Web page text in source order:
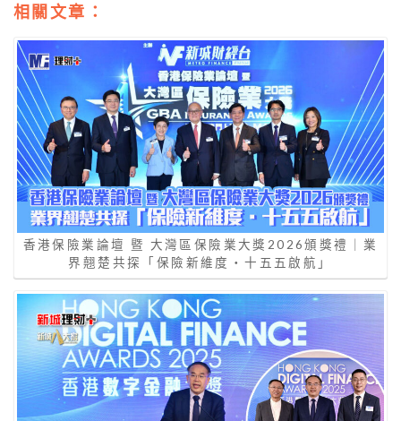
相關文章：
香港保險業論壇 暨 大灣區保險業大獎2026頒獎禮｜業
界翹楚共探「保險新維度‧十五五啟航」